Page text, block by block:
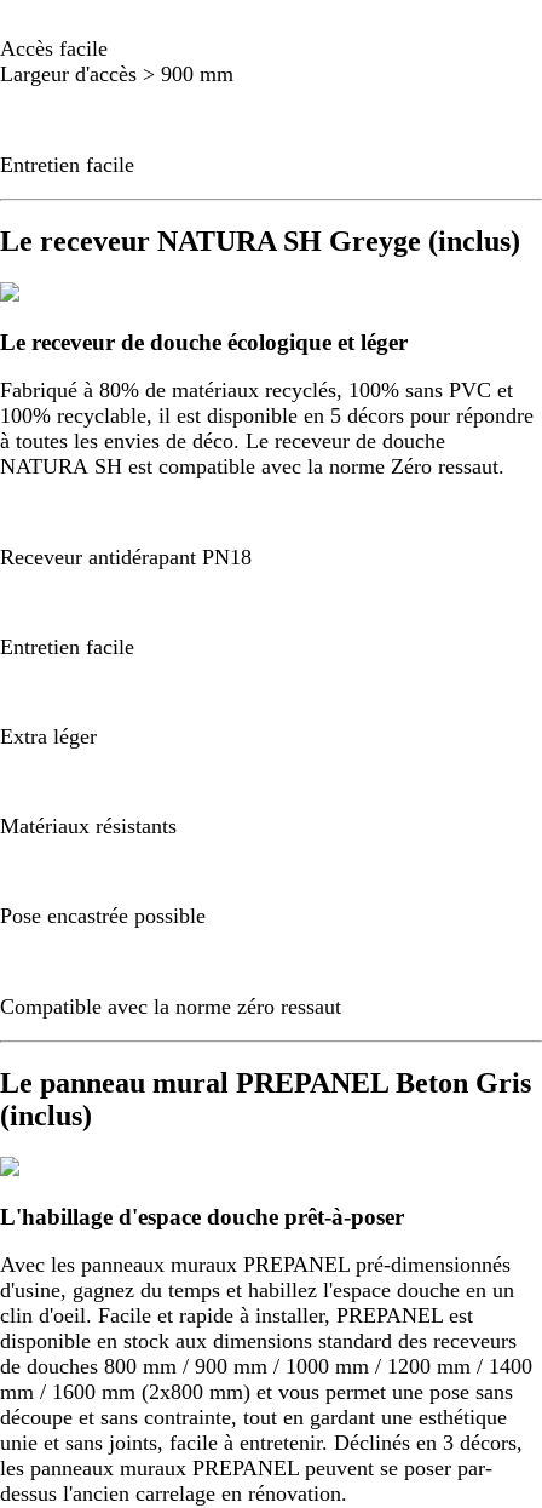
Accès facile
Largeur d'accès > 900 mm
Entretien facile
Le receveur NATURA SH Greyge (inclus)
Le receveur de douche écologique et léger
Fabriqué à 80% de matériaux recyclés, 100% sans PVC et
100% recyclable, il est disponible en 5 décors pour répondre
à toutes les envies de déco. Le receveur de douche
NATURA SH est compatible avec la norme Zéro ressaut.
Receveur antidérapant PN18
Entretien facile
Extra léger
Matériaux résistants
Pose encastrée possible
Compatible avec la norme zéro ressaut
Le panneau mural PREPANEL Beton Gris
(inclus)
L'habillage d'espace douche prêt-à-poser
Avec les panneaux muraux PREPANEL pré-dimensionnés
d'usine, gagnez du temps et habillez l'espace douche en un
clin d'oeil. Facile et rapide à installer, PREPANEL est
disponible en stock aux dimensions standard des receveurs
de douches 800 mm / 900 mm / 1000 mm / 1200 mm / 1400
mm / 1600 mm (2x800 mm) et vous permet une pose sans
découpe et sans contrainte, tout en gardant une esthétique
unie et sans joints, facile à entretenir. Déclinés en 3 décors,
les panneaux muraux PREPANEL peuvent se poser par-
dessus l'ancien carrelage en rénovation.